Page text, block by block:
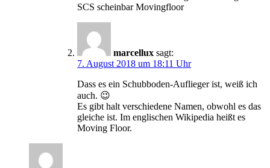
SCS scheinbar Movingfloor
marcellux sagt:
7. August 2018 um 18:11 Uhr
Dass es ein Schubboden-Auflieger ist, weiß ich
auch. 😉
Es gibt halt verschiedene Namen, obwohl es das
gleiche ist. Im englischen Wikipedia heißt es
Moving Floor.